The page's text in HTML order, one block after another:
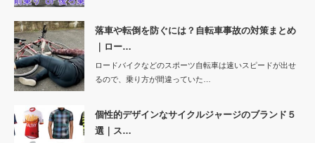
落車や転倒を防ぐには？自転車事故の対策まとめ
｜ロー…
ロードバイクなどのスポーツ自転車は速いスピードが出せ
るので、乗り方が間違っていた…
個性的デザインなサイクルジャージのブランド５
選｜ス…